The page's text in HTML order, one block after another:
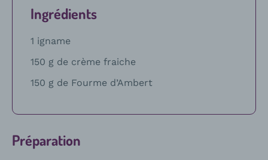
Ingrédients
1 igname
150 g de crème fraiche
150 g de Fourme d’Ambert
Préparation